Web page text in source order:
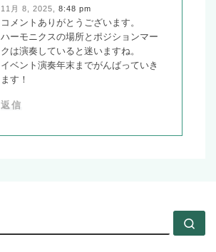
11月 8, 2025,
8:48 pm
コメントありがとうございます。
ハーモニクスの場所とポジションマー
クは演奏していると迷いますね。
イベント演奏年末までがんばっていき
ます！
返信